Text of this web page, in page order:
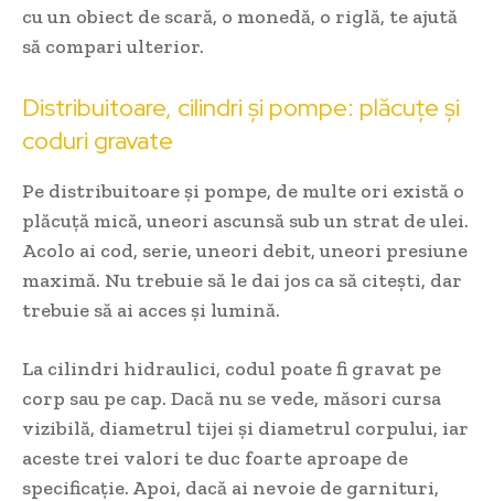
cu un obiect de scară, o monedă, o riglă, te ajută
să compari ulterior.
Distribuitoare, cilindri și pompe: plăcuțe și
coduri gravate
Pe distribuitoare și pompe, de multe ori există o
plăcuță mică, uneori ascunsă sub un strat de ulei.
Acolo ai cod, serie, uneori debit, uneori presiune
maximă. Nu trebuie să le dai jos ca să citești, dar
trebuie să ai acces și lumină.
La cilindri hidraulici, codul poate fi gravat pe
corp sau pe cap. Dacă nu se vede, măsori cursa
vizibilă, diametrul tijei și diametrul corpului, iar
aceste trei valori te duc foarte aproape de
specificație. Apoi, dacă ai nevoie de garnituri,